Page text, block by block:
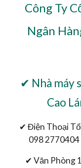
Công Ty
Ngân
✔ Nhà máy
Cao
✔ Điện Thoại
098
✔ Văn Phòng